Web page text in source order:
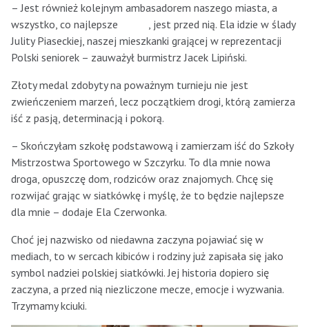
– Jest również kolejnym ambasadorem naszego miasta, a
wszystko, co najlepsze , jest przed nią. Ela idzie w ślady
Julity Piaseckiej, naszej mieszkanki grającej w reprezentacji
Polski seniorek – zauważył burmistrz Jacek Lipiński.
Złoty medal zdobyty na poważnym turnieju nie jest
zwieńczeniem marzeń, lecz początkiem drogi, którą zamierza
iść z pasją, determinacją i pokorą.
– Skończyłam szkołę podstawową i zamierzam iść do Szkoły
Mistrzostwa Sportowego w Szczyrku. To dla mnie nowa
droga, opuszczę dom, rodziców oraz znajomych. Chcę się
rozwijać grając w siatkówkę i myślę, że to będzie najlepsze
dla mnie – dodaje Ela Czerwonka.
Choć jej nazwisko od niedawna zaczyna pojawiać się w
mediach, to w sercach kibiców i rodziny już zapisała się jako
symbol nadziei polskiej siatkówki. Jej historia dopiero się
zaczyna, a przed nią niezliczone mecze, emocje i wyzwania.
Trzymamy kciuki.